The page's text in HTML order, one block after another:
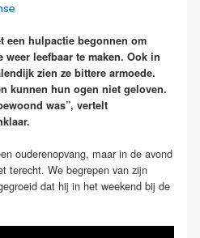
een hulpactie begonnen om
leefbaar te maken. Ook in
zien ze bittere armoede.
kunnen hun ogen niet geloven.
was”, vertelt
ouderenopvang, maar in de avond
terecht. We begrepen van zijn
dat hij in het weekend bij de